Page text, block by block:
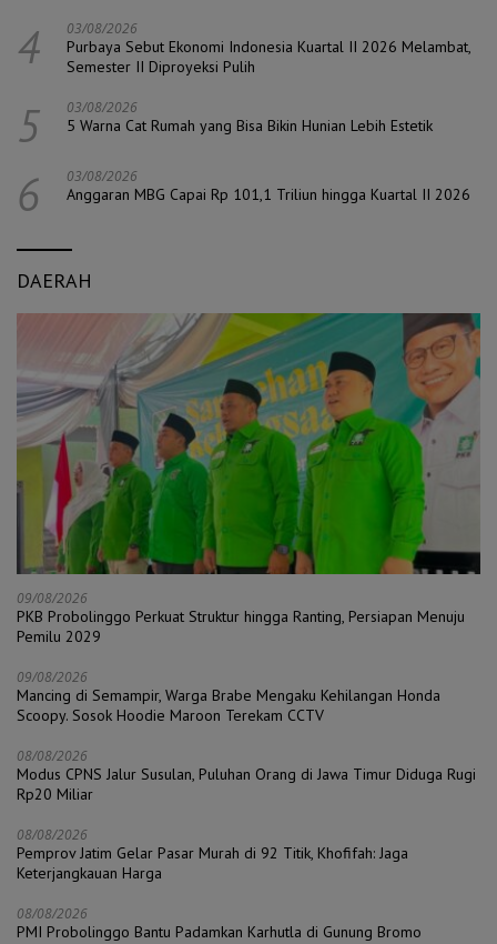
4 03/08/2026
Purbaya Sebut Ekonomi Indonesia Kuartal II 2026 Melambat,
Semester II Diproyeksi Pulih
5 03/08/2026
5 Warna Cat Rumah yang Bisa Bikin Hunian Lebih Estetik
6 03/08/2026
Anggaran MBG Capai Rp 101,1 Triliun hingga Kuartal II 2026
DAERAH
09/08/2026
PKB Probolinggo Perkuat Struktur hingga Ranting, Persiapan Menuju
Pemilu 2029
09/08/2026
Mancing di Semampir, Warga Brabe Mengaku Kehilangan Honda
Scoopy. Sosok Hoodie Maroon Terekam CCTV
08/08/2026
Modus CPNS Jalur Susulan, Puluhan Orang di Jawa Timur Diduga Rugi
Rp20 Miliar
08/08/2026
Pemprov Jatim Gelar Pasar Murah di 92 Titik, Khofifah: Jaga
Keterjangkauan Harga
08/08/2026
PMI Probolinggo Bantu Padamkan Karhutla di Gunung Bromo